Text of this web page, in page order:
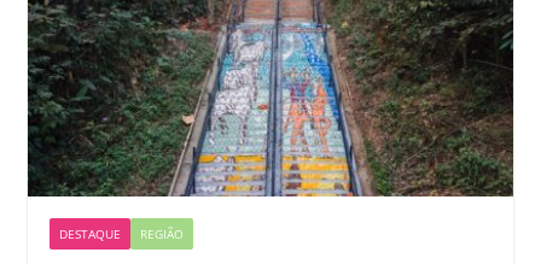
DESTAQUE REGIÃO